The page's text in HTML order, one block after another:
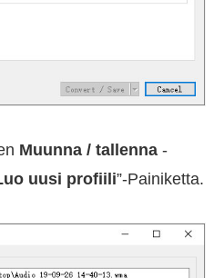
Muunna / tallenna -
uusi profiili”-Painiketta.